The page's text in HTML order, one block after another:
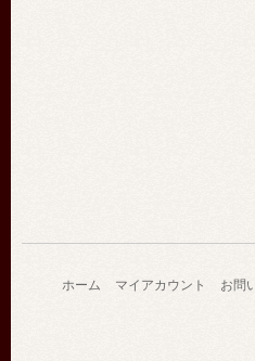
ホーム マイアカウント お問